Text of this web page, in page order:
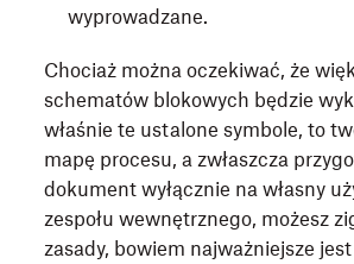
wyprowadzane.
Chociaż można oczekiwać, że
schematów blokowych będzie
właśnie te ustalone symbole, to
mapę procesu, a zwłaszcza
dokument wyłącznie na własny
zespołu wewnętrznego, możesz
zasady, bowiem najważniejsze